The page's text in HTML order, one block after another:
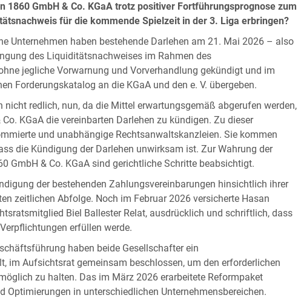
1860 GmbH & Co. KGaA trotz positiver Fortführungsprognose zum
für die kommende Spielzeit in der 3. Liga erbringen?
Unternehmen haben bestehende Darlehen am 21. Mai 2026 – also
des Liquiditätsnachweises im Rahmen des
jegliche Vorwarnung und Vorverhandlung gekündigt und im
Forderungskatalog an die KGaA und den e. V. übergeben.
redlich, nun, da die Mittel erwartungsgemäß abgerufen werden,
KGaA die vereinbarten Darlehen zu kündigen. Zu dieser
und unabhängige Rechtsanwaltskanzleien. Sie kommen
die Kündigung der Darlehen unwirksam ist. Zur Wahrung der
GmbH & Co. KGaA sind gerichtliche Schritte beabsichtigt.
der bestehenden Zahlungsvereinbarungen hinsichtlich ihrer
zeitlichen Abfolge. Noch im Februar 2026 versicherte Hasan
Biel Ballester Relat, ausdrücklich und schriftlich, dass
erfüllen werde.
haben beide Gesellschafter ein
im Aufsichtsrat gemeinsam beschlossen, um den erforderlichen
zu halten. Das im März 2026 erarbeitete Reformpaket
Optimierungen in unterschiedlichen Unternehmensbereichen.